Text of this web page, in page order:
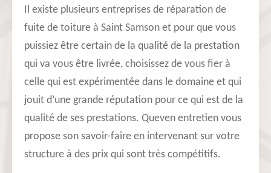
Il existe plusieurs entreprises de réparation de
fuite de toiture à Saint Samson et pour que vous
puissiez être certain de la qualité de la prestation
qui va vous être livrée, choisissez de vous fier à
celle qui est expérimentée dans le domaine et qui
jouit d’une grande réputation pour ce qui est de la
qualité de ses prestations. Queven entretien vous
propose son savoir-faire en intervenant sur votre
structure à des prix qui sont très compétitifs.